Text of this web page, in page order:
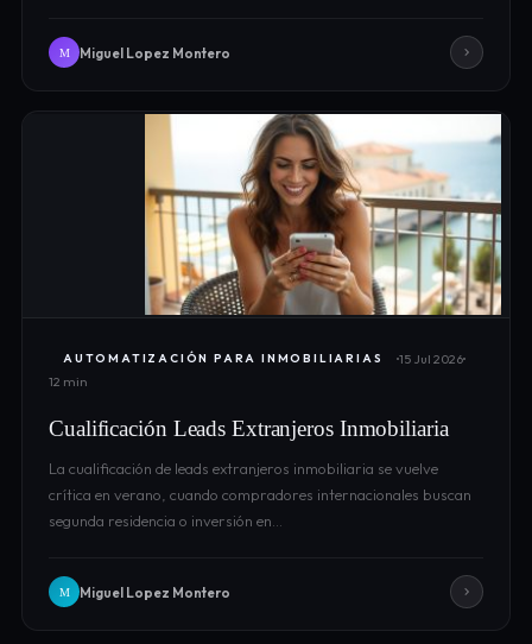
M Miguel Lopez Montero
AUTOMATIZACIÓN PARA INMOBILIARIAS
15 Jul 2026
12 min
Cualificación Leads Extranjeros Inmobiliaria
La cualificación de leads extranjeros inmobiliaria se vuelve
crítica en verano, cuando compradores internacionales buscan
segunda residencia o inversión en…
M Miguel Lopez Montero